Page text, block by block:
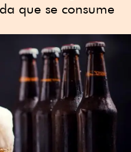
que se consume